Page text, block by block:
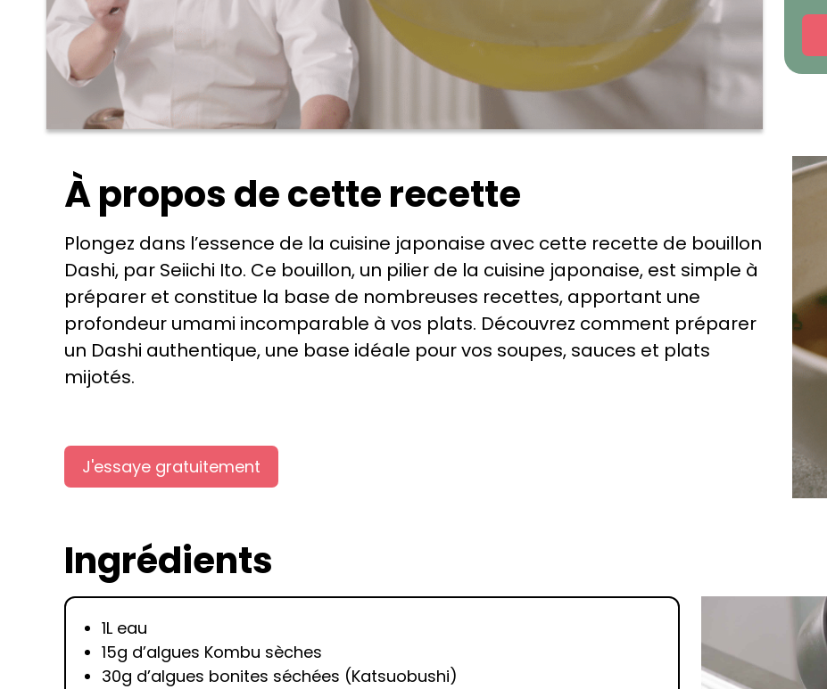
À propos de cette recette
Plongez dans l’essence de la cuisine japonaise avec cette recette de bouillon
Dashi, par Seiichi Ito. Ce bouillon, un pilier de la cuisine japonaise, est simple à
préparer et constitue la base de nombreuses recettes, apportant une
profondeur umami incomparable à vos plats. Découvrez comment préparer
un Dashi authentique, une base idéale pour vos soupes, sauces et plats
mijotés.
J'essaye gratuitement
Ingrédients
1L eau
15g d’algues Kombu sèches
30g d’algues bonites séchées (Katsuobushi)